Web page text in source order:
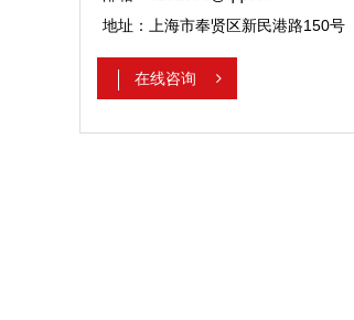
地址：上海市奉贤区新民港路150号
在线咨询